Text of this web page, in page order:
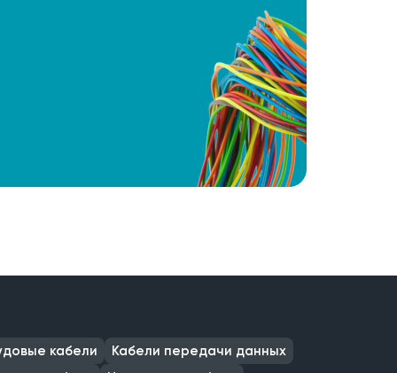
кабели
Кабели передачи данных